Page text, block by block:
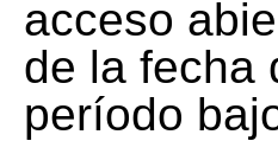
acceso
de la fecha
período